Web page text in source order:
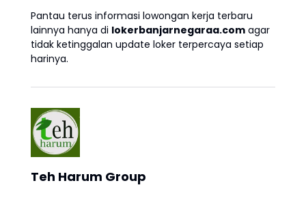
Pantau terus informasi lowongan kerja terbaru
lainnya hanya di lokerbanjarnegaraa.com agar
tidak ketinggalan update loker terpercaya setiap
harinya.
Teh Harum Group